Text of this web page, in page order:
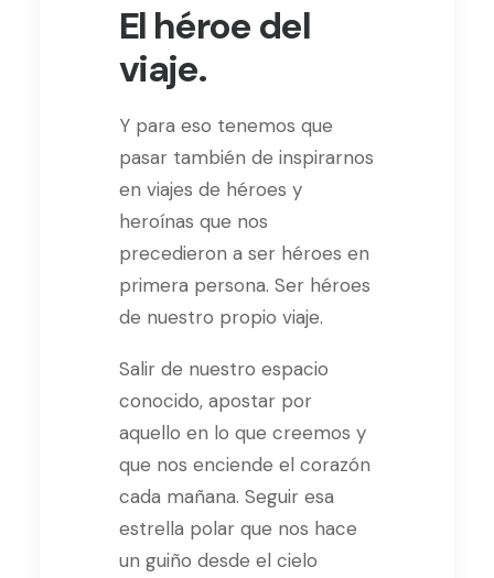
El héroe del
viaje.
Y para eso tenemos que
pasar también de inspirarnos
en viajes de héroes y
heroínas que nos
precedieron a ser héroes en
primera persona. Ser héroes
de nuestro propio viaje.
Salir de nuestro espacio
conocido, apostar por
aquello en lo que creemos y
que nos enciende el corazón
cada mañana. Seguir esa
estrella polar que nos hace
un guiño desde el cielo